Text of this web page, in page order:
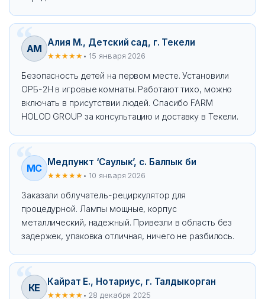
АМ
Алия М., Детский сад, г. Текели
★★★★★ • 15 января 2026
Безопасность детей на первом месте. Установили
ОРБ-2Н в игровые комнаты. Работают тихо, можно
включать в присутствии людей. Спасибо FARM
HOLOD GROUP за консультацию и доставку в Текели.
МС
Медпункт ‘Саулык’, с. Балпык би
★★★★★ • 10 января 2026
Заказали облучатель-рециркулятор для
процедурной. Лампы мощные, корпус
металлический, надежный. Привезли в область без
задержек, упаковка отличная, ничего не разбилось.
КЕ
Кайрат Е., Нотариус, г. Талдыкорган
★★★★★ • 28 декабря 2025